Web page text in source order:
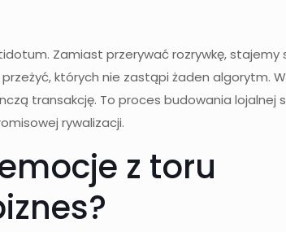
Zamiast przerywać rozrywkę, stajemy
których nie zastąpi żaden algorytm.
transakcję. To proces budowania lojalnej
rywalizacji.
z toru